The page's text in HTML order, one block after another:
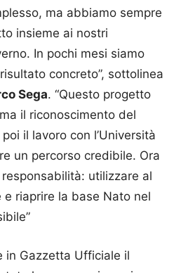
ma abbiamo sempre
insieme ai nostri
In pochi mesi siamo
concreto”, sottolinea
Sega. “Questo progetto
il riconoscimento del
il lavoro con l’Università
un percorso credibile. Ora
utilizzare al
e riaprire la base Nato nel
in Gazzetta Ufficiale il